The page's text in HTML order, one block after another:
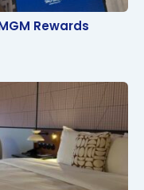
Rewards
Rewards